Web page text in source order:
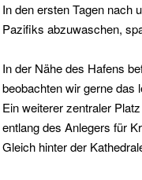
In den ersten Tagen nach
Pazifiks abzuwaschen,
In der Nähe des Hafens
beobachten wir gerne das
Ein weiterer zentraler
entlang des Anlegers für
Gleich hinter der